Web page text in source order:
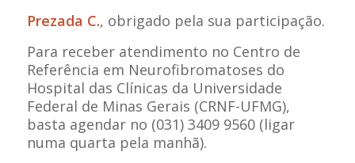
Prezada C., obrigado pela sua participação.
Para receber atendimento no Centro de
Referência em Neurofibromatoses do
Hospital das Clínicas da Universidade
Federal de Minas Gerais (CRNF-UFMG),
basta agendar no (031) 3409 9560 (ligar
numa quarta pela manhã).